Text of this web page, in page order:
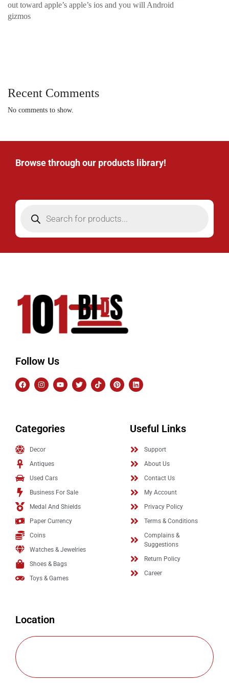
out toward apple’s apple’s ios and you will Android
gizmos
Recent Comments
No comments to show.
Browse through our products library!
Follow Us
Categories
Decor
Antiques
Used Cars
Business For Sale
Medal And Shields
Paper Currency
Coins
Watches & Jewelries
Shoes & Bags
Toys & Games
Useful Links
Support
About Us
Contact Us
My Account
Privacy Policy
Terms & Conditions
Complains &
Suggestions
Return Policy
Career
Location